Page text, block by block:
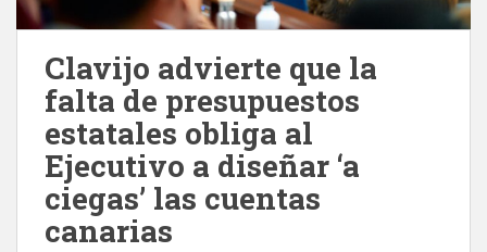
Clavijo advierte que la
falta de presupuestos
estatales obliga al
Ejecutivo a diseñar ‘a
ciegas’ las cuentas
canarias